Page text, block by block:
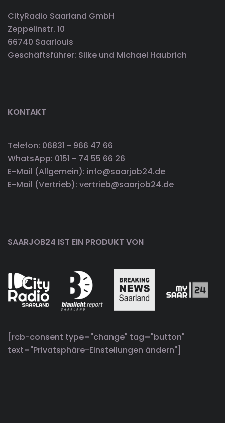
CityRadio Saarland GmbH
Zeppelinstr. 10
66740 Saarlouis
Geschäftsführer: Silke und Michael Haubrich
KONTAKT
Telefon: 06831 - 966 47 66
WhatsApp: 0151 - 74 55 66 26
E-Mail (Allgemein): info@saarjob24.de
E-Mail (Vertrieb): vertrieb@saarjob24.de
SAARJOB24 IST EIN PRODUKT VON
[rcb-consent type="change" tag="button"
text="Privatsphäre-Einstellungen ändern"]